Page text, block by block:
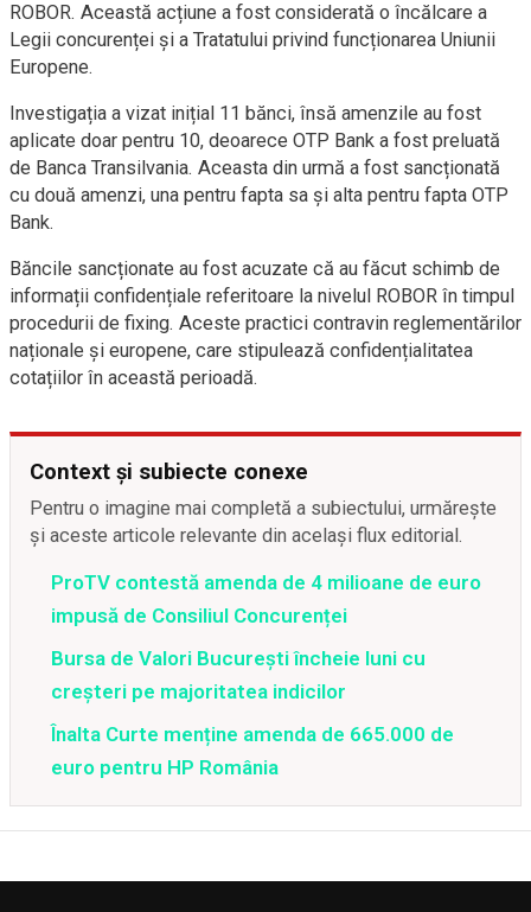
ROBOR. Această acțiune a fost considerată o încălcare a
Legii concurenței și a Tratatului privind funcționarea Uniunii
Europene.
Investigația a vizat inițial 11 bănci, însă amenzile au fost
aplicate doar pentru 10, deoarece OTP Bank a fost preluată
de Banca Transilvania. Aceasta din urmă a fost sancționată
cu două amenzi, una pentru fapta sa și alta pentru fapta OTP
Bank.
Băncile sancționate au fost acuzate că au făcut schimb de
informații confidențiale referitoare la nivelul ROBOR în timpul
procedurii de fixing. Aceste practici contravin reglementărilor
naționale și europene, care stipulează confidențialitatea
cotațiilor în această perioadă.
Context și subiecte conexe
Pentru o imagine mai completă a subiectului, urmărește
și aceste articole relevante din același flux editorial.
ProTV contestă amenda de 4 milioane de euro
impusă de Consiliul Concurenței
Bursa de Valori Bucureşti încheie luni cu
creșteri pe majoritatea indicilor
Înalta Curte menține amenda de 665.000 de
euro pentru HP România